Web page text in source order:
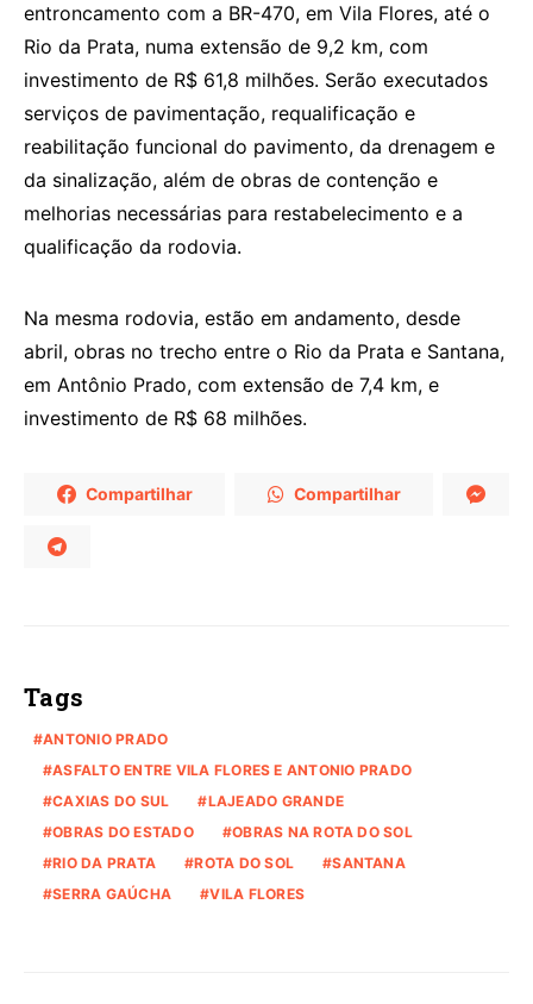
entroncamento com a BR-470, em Vila Flores, até o
Rio da Prata, numa extensão de 9,2 km, com
investimento de R$ 61,8 milhões. Serão executados
serviços de pavimentação, requalificação e
reabilitação funcional do pavimento, da drenagem e
da sinalização, além de obras de contenção e
melhorias necessárias para restabelecimento e a
qualificação da rodovia.
Na mesma rodovia, estão em andamento, desde
abril, obras no trecho entre o Rio da Prata e Santana,
em Antônio Prado, com extensão de 7,4 km, e
investimento de R$ 68 milhões.
Compartilhar Compartilhar
Tags
ANTONIO PRADO
ASFALTO ENTRE VILA FLORES E ANTONIO PRADO
CAXIAS DO SUL
LAJEADO GRANDE
OBRAS DO ESTADO
OBRAS NA ROTA DO SOL
RIO DA PRATA
ROTA DO SOL
SANTANA
SERRA GAÚCHA
VILA FLORES